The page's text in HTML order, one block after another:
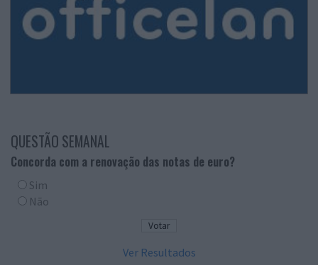
QUESTÃO SEMANAL
Concorda com a renovação das notas de euro?
Sim
Não
Ver Resultados